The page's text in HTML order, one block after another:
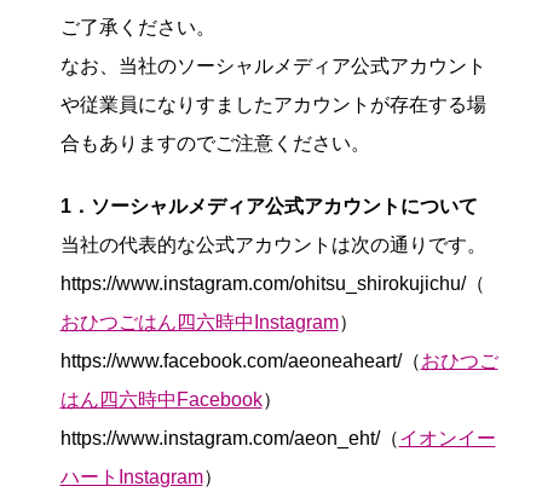
ご了承ください。
なお、当社のソーシャルメディア公式アカウント
や従業員になりすましたアカウントが存在する場
合もありますのでご注意ください。
1．ソーシャルメディア公式アカウントについて
当社の代表的な公式アカウントは次の通りです。
https://www.instagram.com/ohitsu_shirokujichu/（
おひつごはん四六時中Instagram）
https://www.facebook.com/aeoneaheart/（おひつご
はん四六時中Facebook）
https://www.instagram.com/aeon_eht/（イオンイー
ハートInstagram）